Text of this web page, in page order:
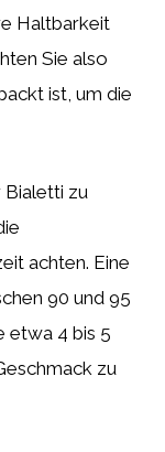
Haltbarkeit
Sie also
ist, um die
Bialetti zu
achten. Eine
90 und 95
etwa 4 bis 5
zu